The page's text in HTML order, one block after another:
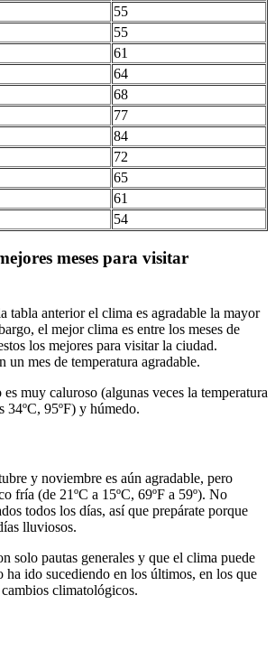
55
55
61
64
68
77
84
72
65
61
54
meses para visitar
tabla anterior el clima es agradable la mayor
el mejor clima es entre los meses de
los mejores para visitar la ciudad.
un mes de temperatura agradable.
muy caluroso (algunas veces la temperatura
34ºC, 95ºF) y húmedo.
y noviembre es aún agradable, pero
fría (de 21ºC a 15ºC, 69ºF a 59º). No
todos los días, así que prepárate porque
lluviosos.
solo pautas generales y que el clima puede
ha ido sucediendo en los últimos, en los que
climatológicos.